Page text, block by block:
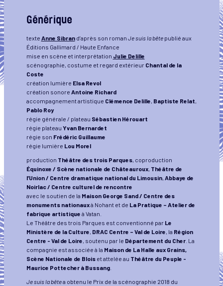
Générique
texte Anne Sibrand’après son roman Je suis la bêtepublié aux
Éditions Gallimard / Haute Enfance
mise en scène et interprétation Julie Delille
scénographie, costume et regard extérieur Chantal de la
Coste
création lumière Elsa Revol
création sonore Antoine Richard
accompagnement artistique Clémence Delille, Baptiste Relat,
Pablo Roy
régie générale / plateau Sébastien Hérouart
régie plateau Yvan Bernardet
régie son Frédéric Guillaume
régie lumière Lou Morel
production Théâtre des trois Parques, coproduction
Équinoxe / Scène nationale de Châteauroux, Théâtre de
l’Union / Centre dramatique national du Limousin, Abbaye de
Noirlac / Centre culturel de rencontre
avec le soutien de la Maison George Sand / Centre des
monuments nationauxà Nohant et de La Pratique – Atelier de
fabrique artistique à Vatan.
Le Théâtre des trois Parques est conventionné par Le
Ministère de la Culture, DRAC Centre – Val de Loire, la Région
Centre - Val de Loire, soutenu par le Département du Cher. La
compagnie est associée à la Maison de La Halle aux Grains,
Scène Nationale de Bloiset attelée au Théâtre du Peuple -
Maurice Pottecher à Bussang.
Je suis la bêtea obtenu le Prix de la scénographie 2018 du